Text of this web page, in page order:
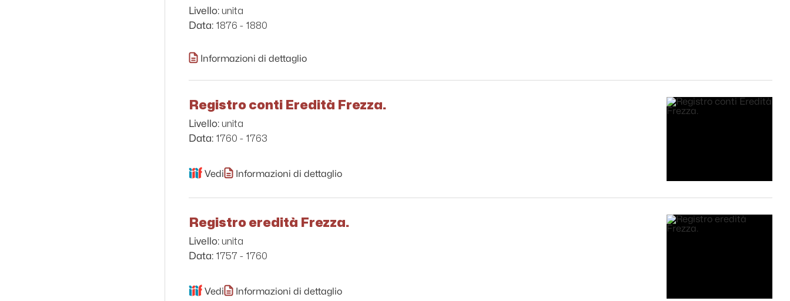
Livello: unita
Data: 1876 - 1880
Informazioni di dettaglio
Registro conti Eredità Frezza.
Livello: unita
Data: 1760 - 1763
Vedi Informazioni di dettaglio
Registro eredità Frezza.
Livello: unita
Data: 1757 - 1760
Vedi Informazioni di dettaglio